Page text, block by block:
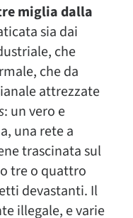
miglia dalla
sia dai
che
che da
attrezzate
: un vero e
una rete a
trascinata sul
tre o quattro
devastanti. Il
illegale, e varie